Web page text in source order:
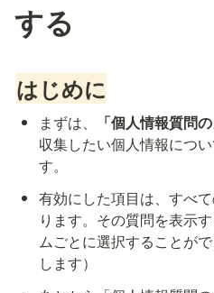
する
はじめに
まずは、 「個人情報質問
収集したい個人情報につ
す。
有効にした項目は、すべ
ります。その質問を表示
ムごとに選択することが
します）